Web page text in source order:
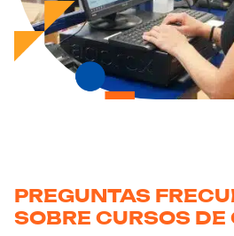
PREGUNTAS
SOBRE CURSOS